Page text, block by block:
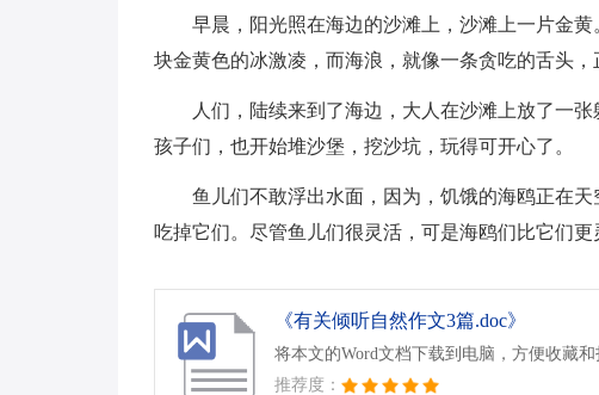
早晨，阳光照在海边的沙滩上，沙滩上一片金
块金黄色的冰激凌，而海浪，就像一条贪吃的舌头，
人们，陆续来到了海边，大人在沙滩上放了一
孩子们，也开始堆沙堡，挖沙坑，玩得可开心了。
鱼儿们不敢浮出水面，因为，饥饿的海鸥正在
吃掉它们。尽管鱼儿们很灵活，可是海鸥们比它们
《有关倾听自然作文3篇.doc》
将本文的Word文档下载到电脑，方便收藏和
推荐度：